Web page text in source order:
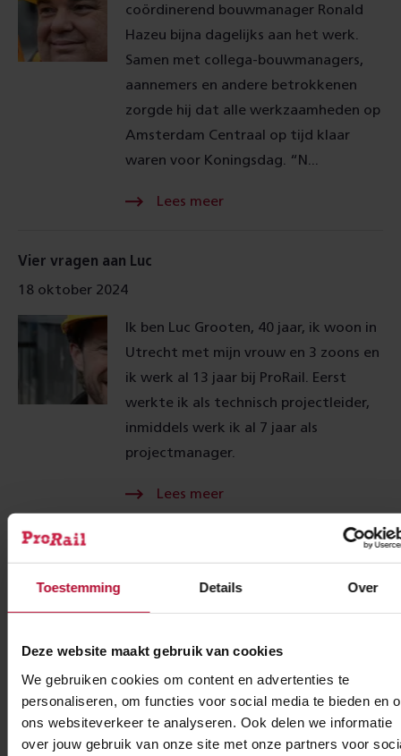
Toestemming Details Over
Deze website maakt gebruik van cookies
We gebruiken cookies om content en advertenties te
personaliseren, om functies voor social media te bieden en
ons websiteverkeer te analyseren. Ook delen we informatie
over jouw gebruik van onze site met onze partners voor
coördinerend bouwmanager Ronald
Hazeu bijna dagelijks aan het werk.
Samen met collega-bouwmanagers,
aannemers en andere betrokkenen
zorgde hij dat alle werkzaamheden op
Amsterdam Centraal op tijd klaar
waren voor Koningsdag. “N...
Vier vragen aan Luc
18 oktober 2024
Ik ben Luc Grooten, 40 jaar, ik woon in
Utrecht met mijn vrouw en 3 zoons en
ik werk al 13 jaar bij ProRail. Eerst
werkte ik als technisch projectleider,
inmiddels werk ik al 7 jaar als
projectmanager.
Lees meer Over
18 oktober 2024
Sprinter naar Hoofddorp klaar voor
anders uit. Aan het oostelijke deel
wordt druk gewerkt. Er staan hekken
en de gebruikelijke looproutes zijn